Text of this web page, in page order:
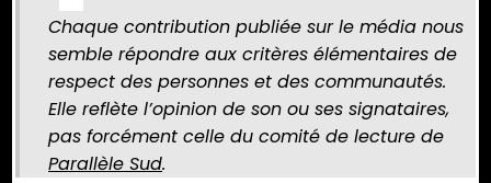
Chaque contribution publiée sur le média nous
semble répondre aux critères élémentaires de
respect des personnes et des communautés.
Elle reflète l’opinion de son ou ses signataires,
pas forcément celle du comité de lecture de
Parallèle Sud.